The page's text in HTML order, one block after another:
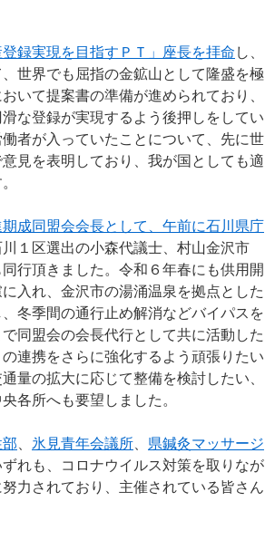
録実現を目指すＰＴ」座長を拝命 し、
世界でも屈指の金鉱山として隆盛を極
いて提案書の準備が進められており、
な登録が実現するよう後押しをしてい
者が入っていたことについて、先に世
見を表明しており、我が国としても適
成同盟会会長として、午前に石川県庁
川１区選出の小森代議士、村山金沢市
行頂きました。令和６年春にも供用開
入れ、金沢市の湯涌温泉を拠点とした
冬季間の通行止め解消などバイパスを
同盟会の会長代行として共に活動した
連携をさらに強化するよう頑張りたい
量の拡大に応じて整備を検討したい、
各所へも要望しました。
氷見青年会議所
県鍼灸マッサージ
れも、コロナウイルス対策を取りなが
力されており、主催されている皆さん